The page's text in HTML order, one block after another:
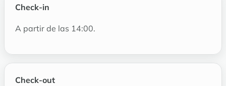
Check-in
A partir de las 14:00.
Check-out